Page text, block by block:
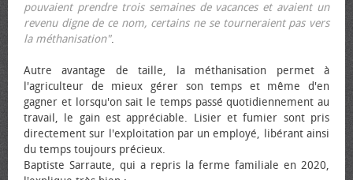
pouvaient prendre trois semaines de vacances et avaient un
revenu digne de ce nom, certains ne se tourneraient pas vers
la méthanisation".
Autre avantage de taille, la méthanisation permet à
l'agriculteur de mieux gérer son temps et même d'en
gagner et lorsqu'on sait le temps passé quotidiennement au
travail, le gain est appréciable. Lisier et fumier sont pris
directement sur l'exploitation par un employé, libérant ainsi
du temps toujours précieux.
Baptiste Sarraute, qui a repris la ferme familiale en 2020,